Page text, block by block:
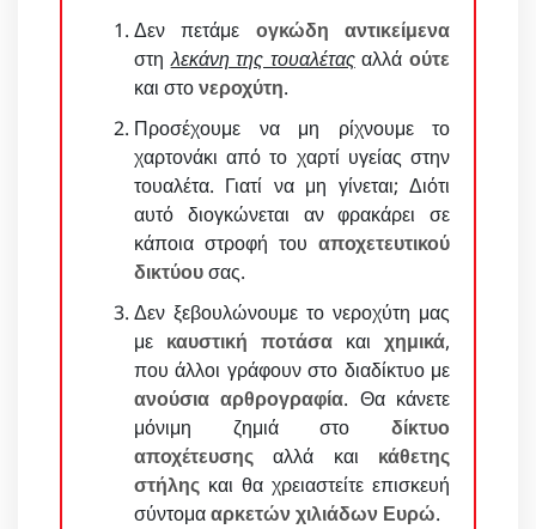
Δεν πετάμε ογκώδη αντικείμενα
στηλεκάνη της τουαλέταςαλλάούτε
και στονεροχύτη.
Προσέχουμε να μη ρίχνουμε το
χαρτονάκι από το χαρτί υγείας στην
τουαλέτα. Γιατί να μη γίνεται; Διότι
αυτό διογκώνεται αν φρακάρει σε
κάποια στροφή του αποχετευτικού
δικτύουσας.
Δεν ξεβουλώνουμε το νεροχύτη μας
με καυστική ποτάσα και χημικά,
που άλλοι γράφουν στο διαδίκτυο με
ανούσια αρθρογραφία. Θα κάνετε
μόνιμη ζημιά στο δίκτυο
αποχέτευσης αλλά και κάθετης
στήλης και θα χρειαστείτε επισκευή
σύντομααρκετών χιλιάδων Ευρώ.